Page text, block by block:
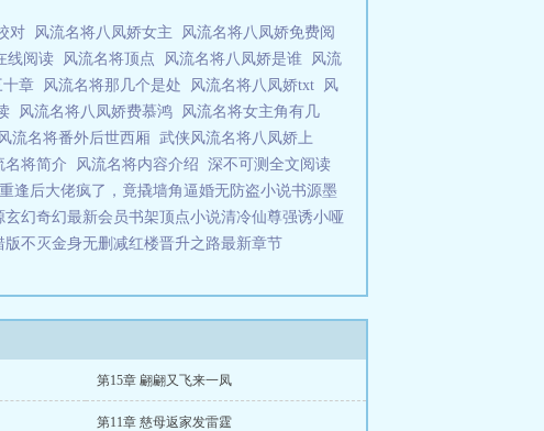
对 风流名将八凤娇女主
风流名将八凤娇免费阅
线阅读 风流名将顶点 风流名将八凤娇是谁
风流
十章 风流名将那几个是处 风流名将八凤娇txt
风
风流名将八凤娇费慕鸿
风流名将女主角有几
风流名将番外后世西厢 武侠风流名将八凤娇上
名将简介 风流名将内容介绍 深不可测全文阅读
重逢后大佬疯了，竟撬墙角逼婚无防盗小说书源墨
玄幻奇幻最新会员书架顶点小说清冷仙尊强诱小哑
版不灭金身无删减红楼晋升之路最新章节
第15章 翩翩又飞来一凤
第11章 慈母返家发雷霆